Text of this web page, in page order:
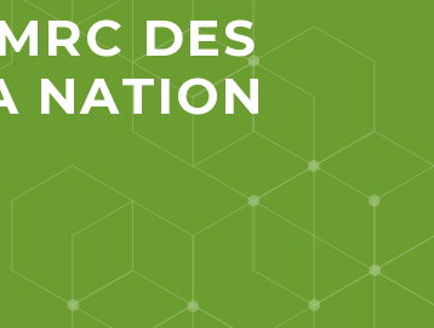
DES
NATION